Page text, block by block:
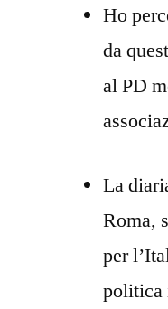
Ho
da
al PD
La
Roma,
per
politica